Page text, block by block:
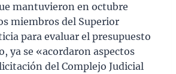
mantuvieron en octubre
miembros del Superior
para evaluar el presupuesto
ya se «acordaron aspectos
del Complejo Judicial